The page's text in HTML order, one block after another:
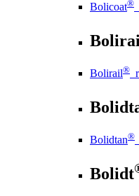
Bolicoat®
Bolirail®
Bolidtan®
Bolidt